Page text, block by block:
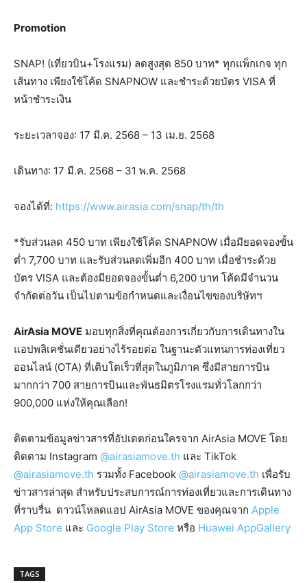
Promotion
SNAP! (เที่ยวบิน+โรงแรม) ลดสูงสุด 850 บาท* ทุกแพ็กเกจ ทุก
เส้นทาง เพียงใช้โค้ด SNAPNOW และชำระด้วยบัตร VISA ที่
หน้าชำระเงิน
ระยะเวลาจอง: 17 มี.ค. 2568 – 13 เม.ย. 2568
เดินทาง: 17 มี.ค. 2568 – 31 พ.ค. 2568
จองได้ที่: https://www.airasia.com/snap/th/th
*รับส่วนลด 450 บาท เพียงใช้โค้ด SNAPNOW เมื่อมียอดจองขั้น
ต่ำ 7,700 บาท และรับส่วนลดเพิ่มอีก 400 บาท เมื่อชำระด้วย
บัตร VISA และต้องมียอดจองขั้นต่ำ 6,200 บาท โค้ดมีจำนวน
จำกัดต่อวัน เป็นไปตามข้อกำหนดและเงื่อนไขของบริษัทฯ
AirAsia MOVE มอบทุกสิ่งที่คุณต้องการเกี่ยวกับการเดินทางใน
แอปพลิเคชั่นเดียวอย่างไร้รอยต่อ ในฐานะตัวแทนการท่องเที่ยว
ออนไลน์ (OTA) ที่เติบโตเร็วที่สุดในภูมิภาค ซึ่งมีสายการบิน
มากกว่า 700 สายการบินและพันธมิตรโรงแรมทั่วโลกกว่า
900,000 แห่งให้คุณเลือก!
ติดตามข้อมูลข่าวสารที่อัปเดตก่อนใครจาก AirAsia MOVE โดย
ติดตาม Instagram @airasiamove.th และ TikTok
@airasiamove.th รวมทั้ง Facebook @airasiamove.th เพื่อรับ
ข่าวสารล่าสุด สำหรับประสบการณ์การท่องเที่ยวและการเดินทาง
ที่ราบรื่น ดาวน์โหลดแอป AirAsia MOVE ของคุณจาก Apple
App Store และ Google Play Store หรือ Huawei AppGallery
TAGS